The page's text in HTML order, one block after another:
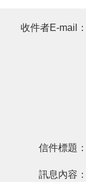
收件者E-mail：
信件標題：
訊息內容：